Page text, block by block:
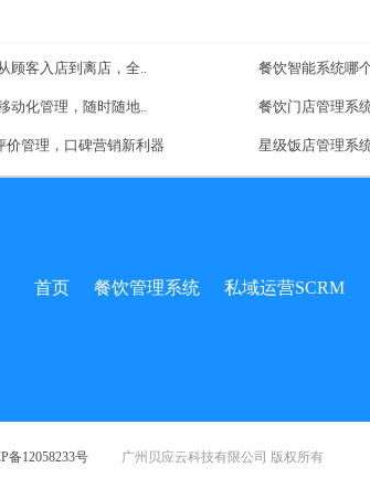
顾客入店到离店，全.. 餐饮智能系统哪
动化管理，随时随地.. 餐饮门店管理系
价管理，口碑营销新利器 星级饭店管理系
首页 餐饮管理系统 私域运营SCRM
备12058233号 广州贝应云科技有限公司 版权所有